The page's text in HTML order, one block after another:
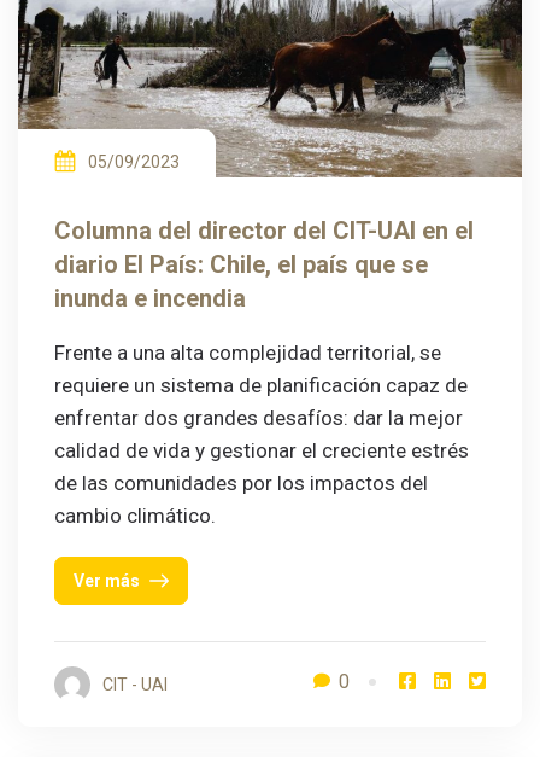
05/09/2023
Columna del director del CIT-UAI en el
diario El País: Chile, el país que se
inunda e incendia
Frente a una alta complejidad territorial, se
requiere un sistema de planificación capaz de
enfrentar dos grandes desafíos: dar la mejor
calidad de vida y gestionar el creciente estrés
de las comunidades por los impactos del
cambio climático.
Ver más
CIT - UAI 0